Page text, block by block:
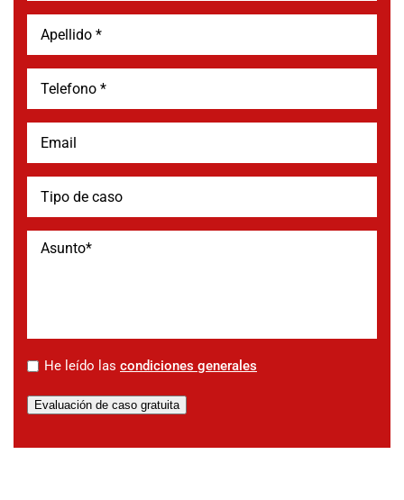
* He leído las condiciones generales
Evaluación de caso gratuita